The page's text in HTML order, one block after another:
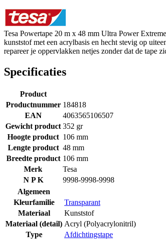
Tesa Powertape 20 m x 48 mm Ultra Power
kunststof met een acrylbasis en hecht stevig op
repareer je oppervlakken netjes zonder dat de tape
Specificaties
Product
Productnummer 184818
EAN
4063565106507
Gewicht product 352 gr
Hoogte product 106 mm
Lengte product 48 mm
Breedte product 106 mm
Merk
Tesa
N P K
9998-9998-9998
Algemeen
Kleurfamilie
Transparant
Materiaal
Kunststof
Materiaal (detail) Acryl (Polyacrylonitril)
Type
Afdichtingstape